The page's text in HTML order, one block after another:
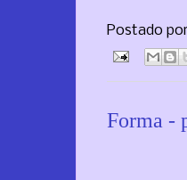
Postado
Forma -